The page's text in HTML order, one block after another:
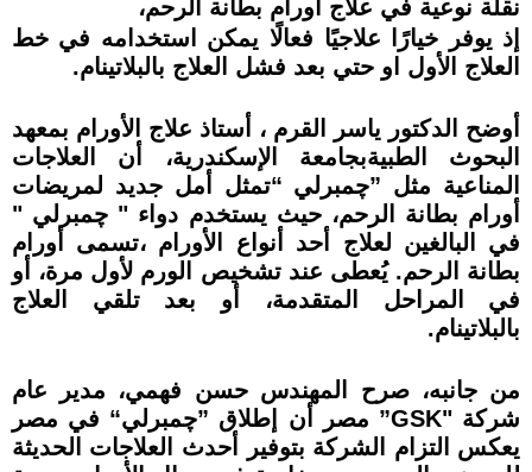
نقلة نوعية في علاج أورام بطانة الرحم،
إذ يوفر خيارًا علاجيًا فعالًا يمكن استخدامه في خط
العلاج الأول او حتي بعد فشل العلاج بالبلاتينام.
أوضح الدكتور ياسر القرم ، أستاذ علاج الأورام بمعھد
البحوث الطبيةبجامعة الإسكندرية، أن العلاجات
المناعية مثل ”چمبرلي “تمثل أمل جديد لمريضات
أورام بطانة الرحم، حيث يستخدم دواء " چمبرلي "
في البالغين لعلاج أحد أنواع الأورام ،تسمى أورام
بطانة الرحم. يُعطى عند تشخيص الورم لأول مرة، أو
في المراحل المتقدمة، أو بعد تلقي العلاج
بالبلاتينام.
من جانبه، صرح المھندس حسن فھمي، مدير عام
شركة "GSK” مصر أن إطلاق ”چمبرلي“ في مصر
يعكس التزام الشركة بتوفير أحدث العلاجات الحديثة